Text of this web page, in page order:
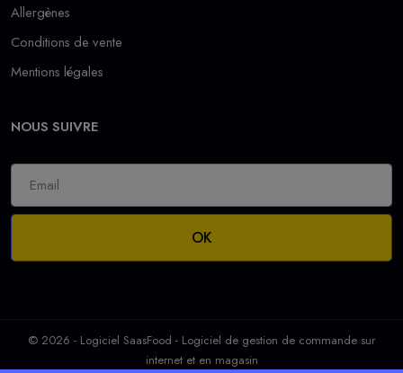
Allergènes
Conditions de vente
Mentions légales
NOUS SUIVRE
OK
© 2026 - Logiciel SaasFood - Logiciel de gestion de commande sur
internet et en magasin